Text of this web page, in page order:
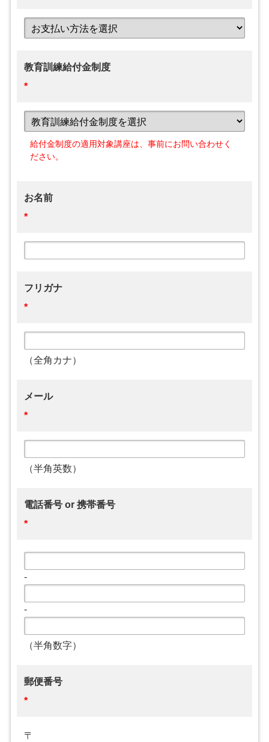
教育訓練給付金制度
*
給付金制度の適用対象講座は、事前にお問い合わせく
ださい。
お名前
*
フリガナ
*
（全角カナ）
メール
*
（半角英数）
電話番号 or 携帯番号
*
-
-
（半角数字）
郵便番号
*
〒